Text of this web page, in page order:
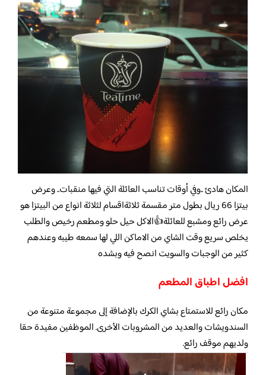
المكان هادئ ..وفي أوقات تناسب العائلة التي فيها منقبات.. وعرض
بيتزا 66 ريال بطول متر مقسمة ثلاثةاقسام لثلاثة انواع من البيتزا هو
عرض رائع ومشبع للعائلة👍الاكل حيل حلو ومطعم رخيص والطلب
يخلص سريع وقت الشاي من الاماكن اللي لها سمعه طيبه وعندهم
كثير من الوجبات والسويت انصح فيه وبشده
افضل اطباق المطعم
مكان رائع للاستمتاع بشاي الكرك بالإضافة إلى مجموعة متنوعة من
السندويشات والعديد من المشروبات الأخرى. الموظفين مفيدة حقا
ولديهم موقف رائع.